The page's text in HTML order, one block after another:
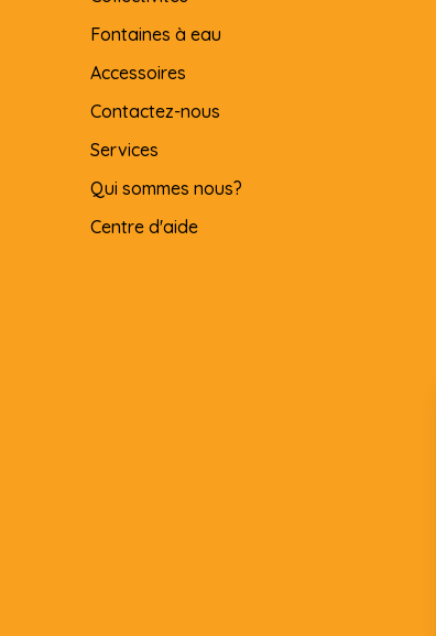
Fontaines à eau
Accessoires
Contactez-nous
Services
Qui sommes nous?
Centre d'aide